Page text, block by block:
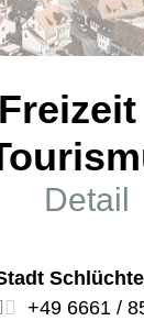
Detail
+49 6661 /